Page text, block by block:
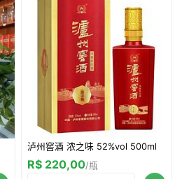
泸州窖酒 浓之味 52%vol 500ml
R$ 220,00/瓶